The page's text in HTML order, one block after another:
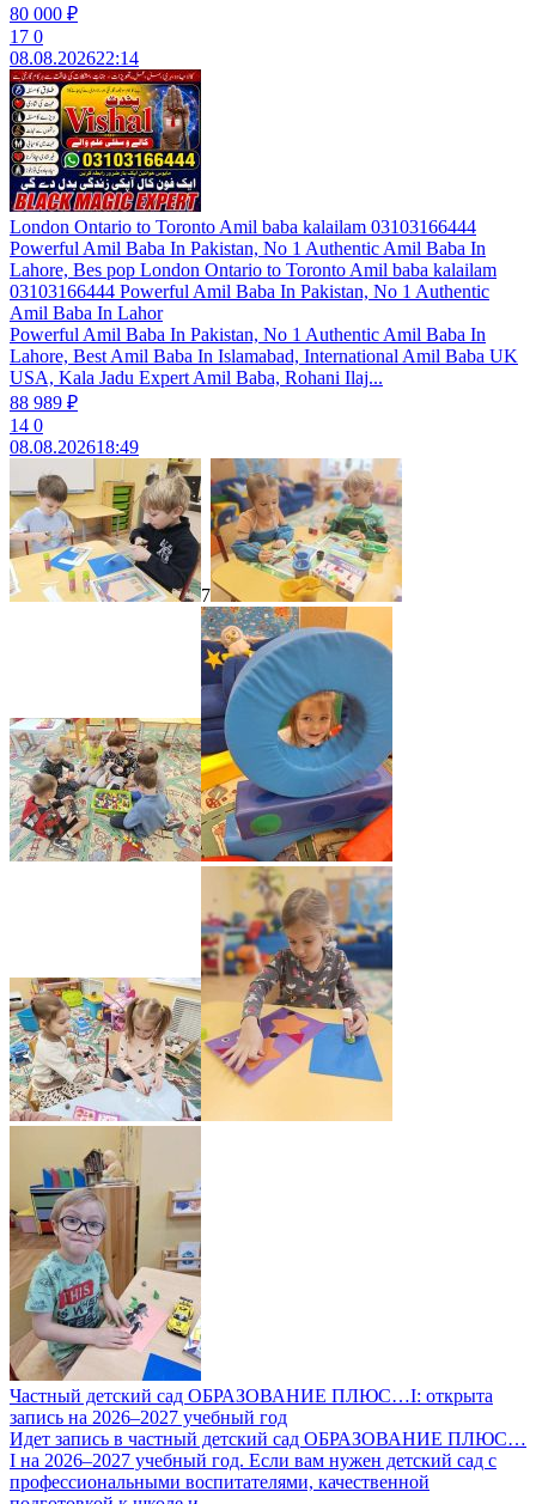
80 000 ₽
17 0
08.08.202622:14
London Ontario to Toronto Amil baba kalailam 03103166444
Powerful Amil Baba In Pakistan, No 1 Authentic Amil Baba In
Lahore, Bes pop London Ontario to Toronto Amil baba kalailam
03103166444 Powerful Amil Baba In Pakistan, No 1 Authentic
Amil Baba In Lahor
Powerful Amil Baba In Pakistan, No 1 Authentic Amil Baba In
Lahore, Best Amil Baba In Islamabad, International Amil Baba UK
USA, Kala Jadu Expert Amil Baba, Rohani Ilaj...
88 989 ₽
14 0
08.08.202618:49
7
Частный детский сад ОБРАЗОВАНИЕ ПЛЮС…I: открыта
запись на 2026–2027 учебный год
Идет запись в частный детский сад ОБРАЗОВАНИЕ ПЛЮС…
I на 2026–2027 учебный год. Если вам нужен детский сад с
профессиональными воспитателями, качественной